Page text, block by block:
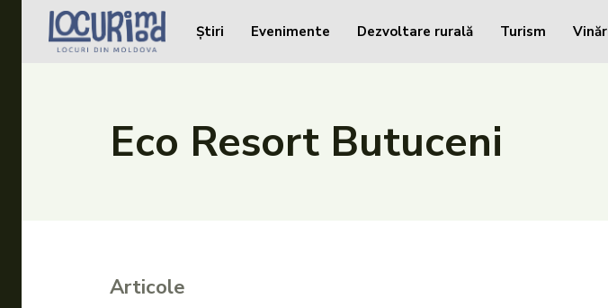
Caută în site...
Caută în site...
Evenimente
Patrimoniu
Știri Evenimente Dezvoltare rurală Turism
Eco Resort Butuceni
Articole